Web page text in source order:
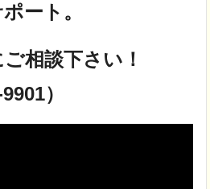
ート。
相談下さい！
）